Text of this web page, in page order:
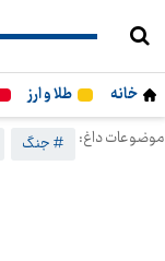
خانه طلا و ارز
موضوعات داغ:
# جنگ